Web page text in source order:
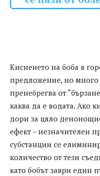
Кисненето на боба в
предложение, но много
пренебрегва от
каква да е водата. Ако
дори за цяло
ефект – незначителен
субстанции се
количество от тези
като бобът заври един